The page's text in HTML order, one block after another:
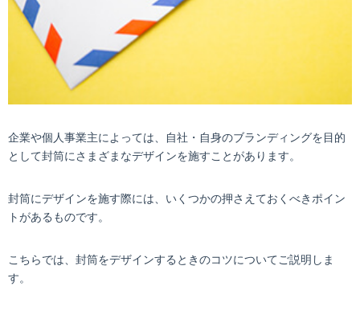
企業や個人事業主によっては、自社・自身のブランディングを目的
として封筒にさまざまなデザインを施すことがあります。
封筒にデザインを施す際には、いくつかの押さえておくべきポイン
トがあるものです。
こちらでは、封筒をデザインするときのコツについてご説明しま
す。